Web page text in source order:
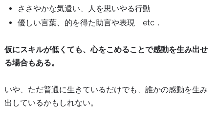
ささやかな気遣い、人を思いやる行動
優しい言葉、的を得た助言や表現 etc．
仮にスキルが低くても、心をこめることで感動を生み出せ
る場合もある。
いや、ただ普通に生きているだけでも、誰かの感動を生み
出しているかもしれない。